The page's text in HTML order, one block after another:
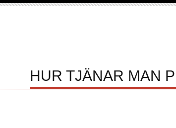
HUR TJÄNAR MAN